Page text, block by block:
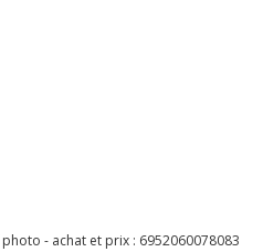
photo - achat et prix : 6952060078083